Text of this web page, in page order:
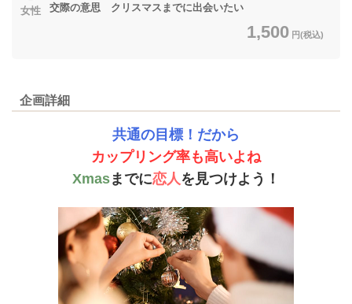
女性 交際の意思 クリスマスまでに出会いたい
1,500 円(税込)
企画詳細
共通の目標！だから
カップリング率も高いよね
Xmasまでに恋人 を見つけよう！